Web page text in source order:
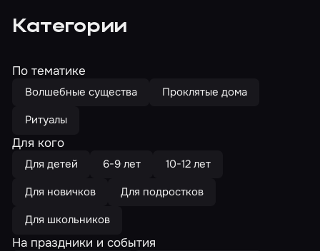
Категории
По тематике
Волшебные существа
Проклятые дома
Ритуалы
Для кого
Для детей 6-9 лет
10-12 лет
Для новичков
Для подростков
Для школьников
На праздники и события